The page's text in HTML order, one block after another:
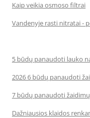
Kaip veikia osmoso filtrai
Vandenyje rasti nitratai -
5 būdų panaudoti lauko
2026 6 būdų panaudoti
7 būdų panaudoti
Dažniausios klaidos